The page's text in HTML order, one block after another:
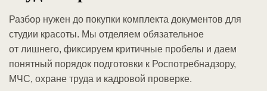
Разбор нужен до покупки комплекта документов для
студии красоты. Мы отделяем обязательное
от лишнего, фиксируем критичные пробелы и даем
понятный порядок подготовки к Роспотребнадзору,
МЧС, охране труда и кадровой проверке.